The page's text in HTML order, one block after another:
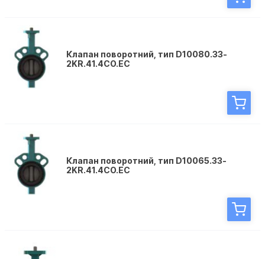
Клапан поворотний, тип D10080.33-
2KR.41.4CО.EC
Клапан поворотний, тип D10065.33-
2KR.41.4CО.EC